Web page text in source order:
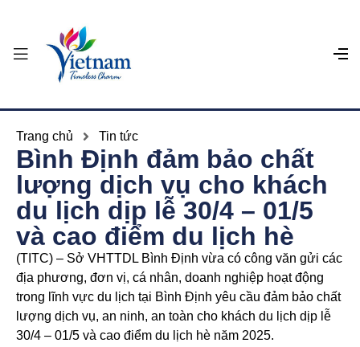
Trang chủ Tin tức
Bình Định đảm bảo chất
lượng dịch vụ cho khách
du lịch dịp lễ 30/4 – 01/5
và cao điểm du lịch hè
(TITC) – Sở VHTTDL Bình Định vừa có công văn gửi các
địa phương, đơn vị, cá nhân, doanh nghiệp hoạt động
trong lĩnh vực du lịch tại Bình Định yêu cầu đảm bảo chất
lượng dịch vụ, an ninh, an toàn cho khách du lịch dịp lễ
30/4 – 01/5 và cao điểm du lịch hè năm 2025.